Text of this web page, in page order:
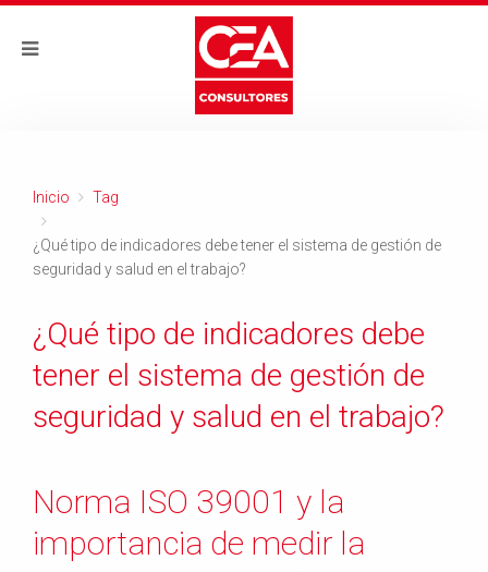
Inicio Tag
¿Qué tipo de indicadores debe tener el sistema de gestión de
seguridad y salud en el trabajo?
¿Qué tipo de indicadores debe
tener el sistema de gestión de
seguridad y salud en el trabajo?
Norma ISO 39001 y la
importancia de medir la